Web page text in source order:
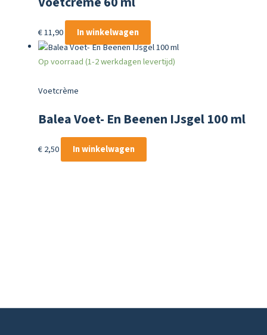
€11,90 In winkelwagen
Op voorraad (1-2 werkdagen levertijd)
Voetcrème
Balea Voet- En Beenen IJsgel 100 ml
€2,50 In winkelwagen